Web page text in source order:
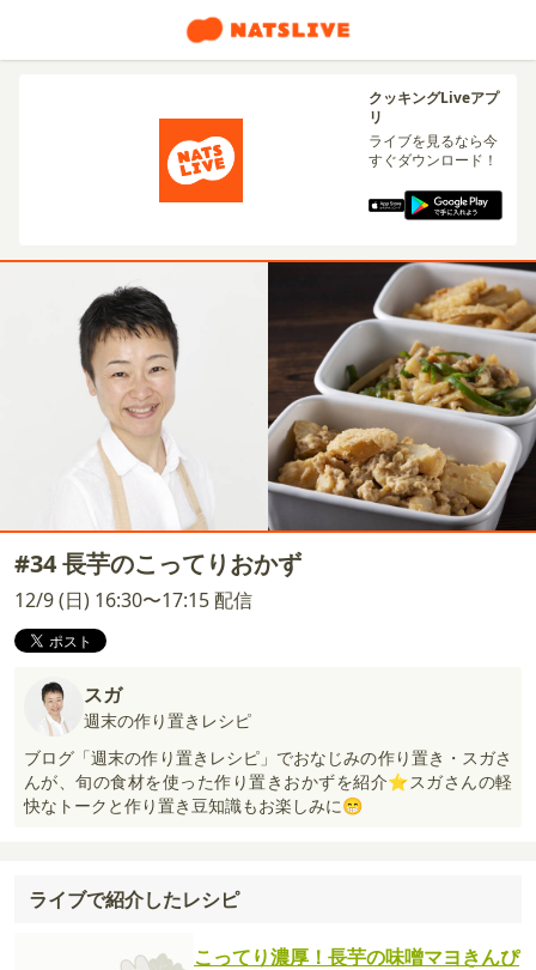
クッキングLiveアプ
リ
ライブを見るなら今
すぐダウンロード！
#34 長芋のこってりおかず
12/9 (日) 16:30〜17:15 配信
スガ
週末の作り置きレシピ
ブログ「週末の作り置きレシピ」でおなじみの作り置き・スガさ
んが、旬の食材を使った作り置きおかずを紹介⭐スガさんの軽
快なトークと作り置き豆知識もお楽しみに😁
ライブで紹介したレシピ
こってり濃厚！長芋の味噌マヨきんぴ